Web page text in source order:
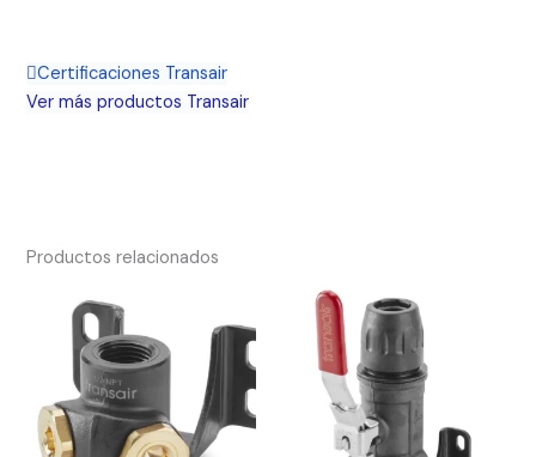
Certificaciones Transair
Ver más productos Transair
Productos relacionados